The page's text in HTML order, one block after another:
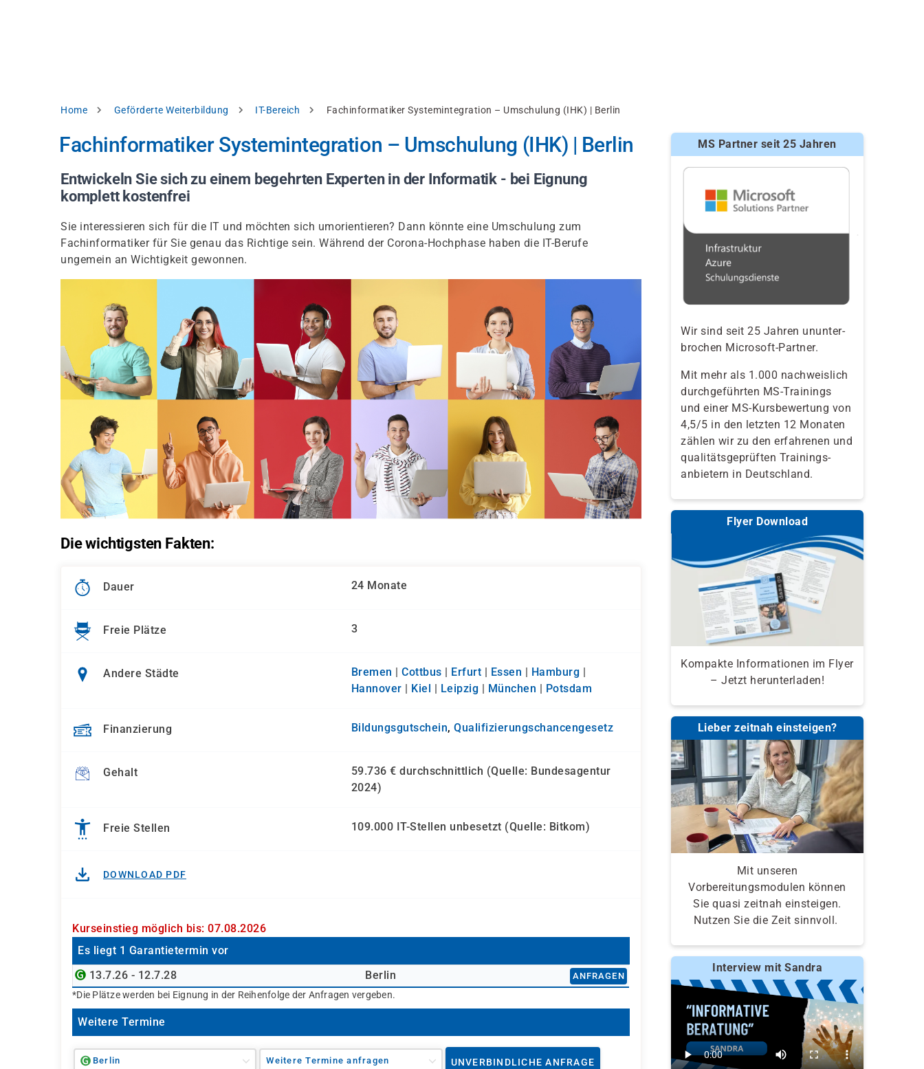
Pfadnavigation
Home Geförderte Weiterbildung IT-Bereich Fachinformatiker Systemintegration – Umschulung (IHK) | Berlin
Fachinformatiker Systemintegration – Umschulung (IHK) | Berlin
Entwickeln Sie sich zu einem begehrten Experten in der Informatik - bei Eignung
komplett kostenfrei
Sie interessieren sich für die IT und möchten sich umorientieren? Dann könnte eine Umschulung zum
Fachinformatiker für Sie genau das Richtige sein. Während der Corona-Hochphase haben die IT-Berufe
ungemein an Wichtigkeit gewonnen.
Die wichtigsten Fakten:
Dauer 24 Monate
Freie Plätze 3
Andere Städte Bremen | Cottbus | Erfurt | Essen | Hamburg |
Hannover | Kiel | Leipzig | München | Potsdam
Finanzierung Bildungsgutschein, Qualifizierungs­chancen­gesetz
Gehalt
59.736 € durchschnittlich (Quelle: Bundesagentur
2024)
Freie Stellen 109.000 IT-Stellen unbesetzt (Quelle: Bitkom)
DOWNLOAD PDF
Kurseinstieg möglich bis: 07.08.2026
Es liegt 1 Garantietermin vor
13.7.26 - 12.7.28
Berlin ANFRAGEN
*Die Plätze werden bei Eignung in der Reihenfolge der Anfragen vergeben.
Weitere Termine
Berlin Weitere Termine anfragen UNVERBINDLICHE ANFRAGE
MS Partner seit 25 Jahren
Wir sind seit 25 Jahren ununter-
brochen Microsoft-Partner.
Mit mehr als 1.000 nachweislich
durchgeführten MS-Trainings
und einer MS-Kursbewertung von
4,5/5 in den letzten 12 Monaten
zählen wir zu den erfahrenen und
qualitäts­geprüften Trainings­
anbietern in Deutschland.
Flyer Download
Kompakte Informationen im Flyer
– Jetzt herunterladen!
Lieber zeitnah einsteigen?
Mit unseren
Vorbereitungsmodulen können
Sie quasi zeitnah einsteigen.
Nutzen Sie die Zeit sinnvoll.
Interview mit Sandra
Datenschutzhinweis